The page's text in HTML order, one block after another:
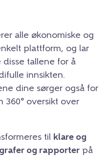
alle økonomiske og
plattform, og lar
tallene for å
innsikten.
dine sørger også for
360° oversikt over
til klare og
og rapporter på